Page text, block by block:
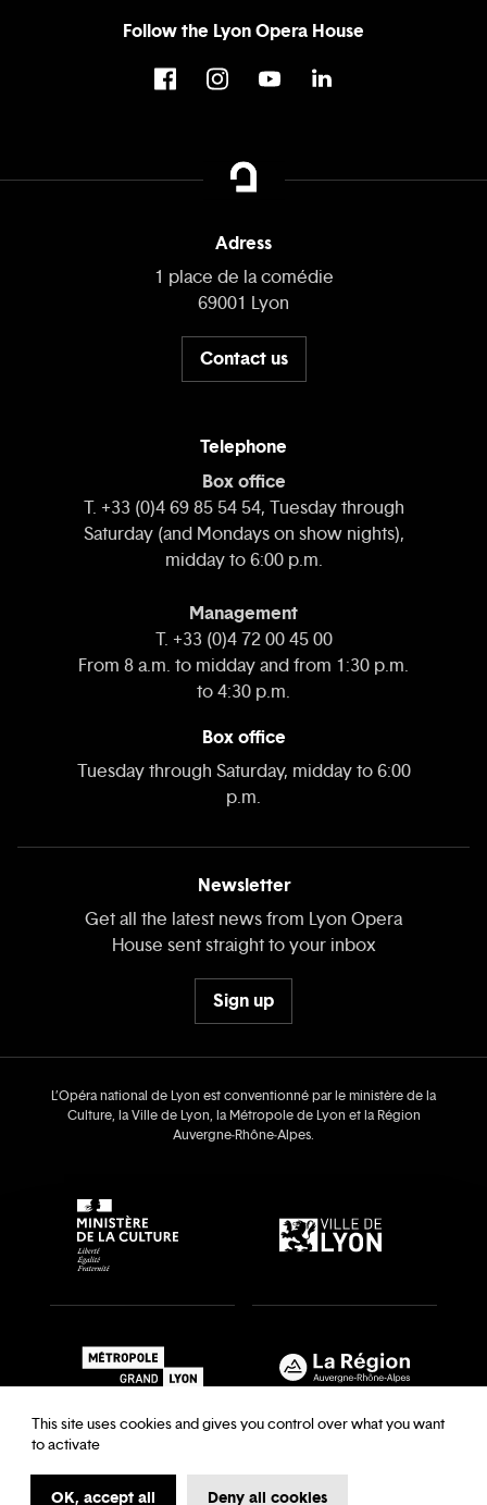
Follow the Lyon Opera House
Adress
1 place de la comédie
69001 Lyon
Contact us
Telephone
Box office
T. +33 (0)4 69 85 54 54, Tuesday through
Saturday (and Mondays on show nights),
midday to 6:00 p.m.
Management
T. +33 (0)4 72 00 45 00
From 8 a.m. to midday and from 1:30 p.m.
to 4:30 p.m.
Box office
Tuesday through Saturday, midday to 6:00
p.m.
Newsletter
Get all the latest news from Lyon Opera
House sent straight to your inbox
Sign up
L’Opéra national de Lyon est conventionné par le ministère de la
Culture, la Ville de Lyon, la Métropole de Lyon et la Région
Auvergne‑Rhône‑Alpes.
Recrutements & auditions Legal notice
This site uses cookies and gives you control over what you want
to activate
OK, accept all Deny all cookies